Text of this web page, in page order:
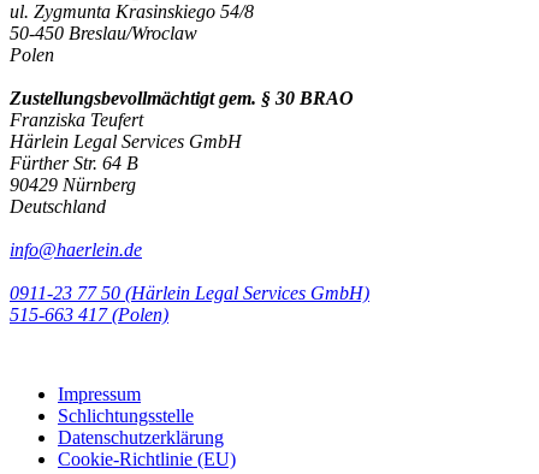
ul. Zygmunta Krasinskiego 54/8
50-450 Breslau/Wroclaw
Polen
Zustellungsbevollmächtigt gem. § 30 BRAO
Franziska Teufert
Härlein Legal Services GmbH
Fürther Str. 64 B
90429 Nürnberg
Deutschland
info@haerlein.de
0911-23 77 50 (Härlein Legal Services GmbH)
‭515-663 417 (Polen)‬‬‬
Impressum
Schlichtungsstelle
Datenschutzerklärung
Cookie-Richtlinie (EU)